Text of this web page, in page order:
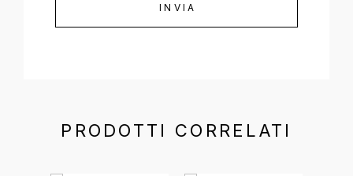
PRODOTTI CORRELATI